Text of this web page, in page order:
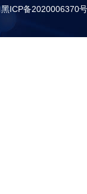
黑ICP备2020006370